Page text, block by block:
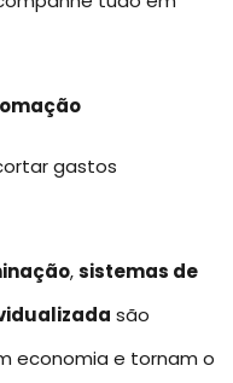
gastos
,sistemas de
são
economia e tornam o